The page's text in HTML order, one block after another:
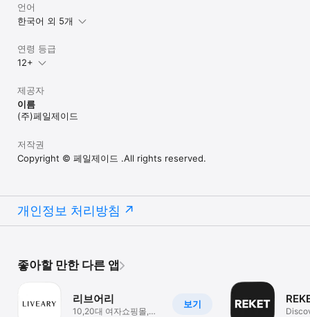
언어
한국어 외 5개
연령 등급
12+
제공자
이름
(주)페일제이드
저작권
Copyright © 페일제이드 .All rights reserved.
개인정보 처리방침
좋아할 만한 다른 앱
보기
리브어리
10,20대 여자쇼핑몰,